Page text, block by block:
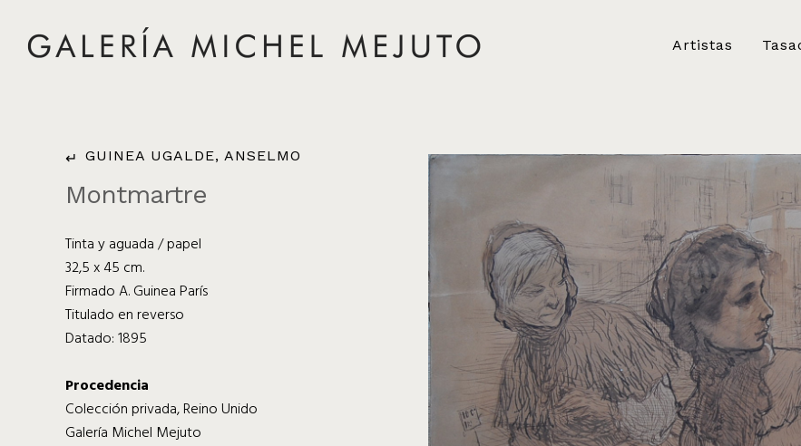
Artistas
GUINEA UGALDE, ANSELMO
Montmartre
Tinta y aguada / papel
32,5 x 45 cm.
Firmado A. Guinea París
Titulado en reverso
Datado: 1895
Procedencia
Colección privada, Reino Unido
Galería Michel Mejuto